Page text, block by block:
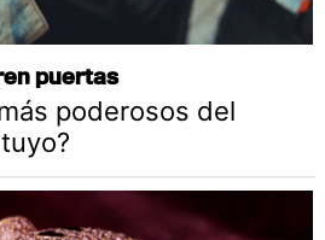
puertas
poderosos del